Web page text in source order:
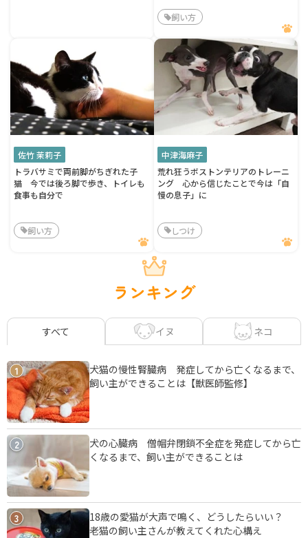
飼い方
佐竹 茉莉子
トラバサミで両前脚がちぎれた子
猫 今では後ろ脚で歩き、トイレも
食事も自分で
飼い方
中津海麻子
荒れ狂うボストンテリアのトレーニ
ング 心から信じたことで今は「自
慢の息子」に
しつけ
ランキング
すべて イヌ ネコ
1
犬猫の慢性腎臓病 発症してから亡くなるまで、
飼い主ができることは【獣医師監修】
2
犬の心臓病 僧帽弁閉鎖不全症を発症してから亡
くなるまで、飼い主ができることは
3
18歳の愛猫が大声で鳴く、どうしたらいい？
老猫の飼い主さんが教えてくれた心構え